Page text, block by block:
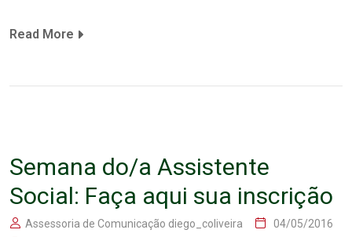
Read More
Semana do/a Assistente
Social: Faça aqui sua inscrição
Assessoria de Comunicação diego_coliveira
04/05/2016